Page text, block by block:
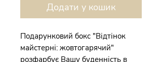
Додати у кошик
Подарунковий бокс "Відтінок
майстерні: жовтогарячий"
розфарбує Вашу буденність в